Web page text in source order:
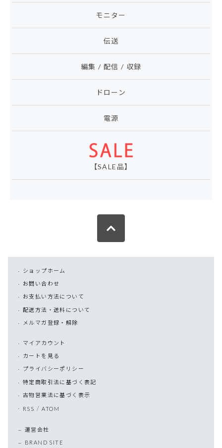
モニター
伝送
編集 / 配信 / 収録
ドローン
電源
【SALE品】
ショップホーム
お問い合わせ
お支払い方法について
配送方法・送料について
メルマガ登録・解除
マイアカウント
カートを見る
プライバシーポリシー
特定商取引法に基づく表記
古物営業法に基づく表示
RSS /ATOM
運営会社
BRAND SITE